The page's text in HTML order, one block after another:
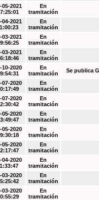
05-2021
En
tramitación
04-2021
En
tramitación
03-2021
En
tramitación
03-2021
En
tramitación
10-2020
En
tramitación
Se publica
07-2020
En
tramitación
07-2020
En
tramitación
05-2020
En
tramitación
05-2020
En
tramitación
05-2020
En
tramitación
04-2020
En
tramitación
03-2020
En
tramitación
03-2020
En
tramitación